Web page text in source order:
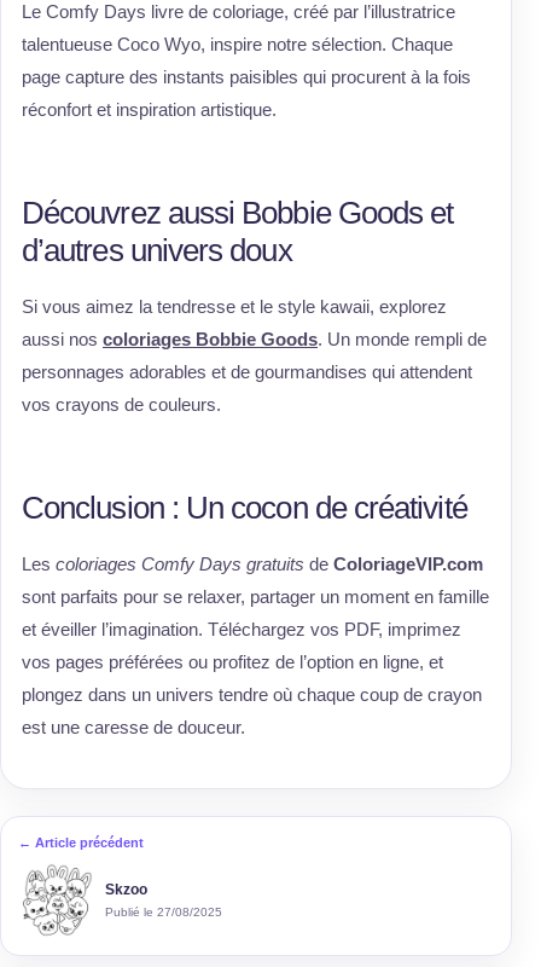
Le Comfy Days livre de coloriage, créé par l’illustratrice
talentueuse Coco Wyo, inspire notre sélection. Chaque
page capture des instants paisibles qui procurent à la fois
réconfort et inspiration artistique.
Découvrez aussi Bobbie Goods et
d’autres univers doux
Si vous aimez la tendresse et le style kawaii, explorez
aussi nos coloriages Bobbie Goods. Un monde rempli de
personnages adorables et de gourmandises qui attendent
vos crayons de couleurs.
Conclusion : Un cocon de créativité
Les coloriages Comfy Days gratuits de ColoriageVIP.com
sont parfaits pour se relaxer, partager un moment en famille
et éveiller l’imagination. Téléchargez vos PDF, imprimez
vos pages préférées ou profitez de l’option en ligne, et
plongez dans un univers tendre où chaque coup de crayon
est une caresse de douceur.
← Article précédent
Skzoo
Publié le 27/08/2025